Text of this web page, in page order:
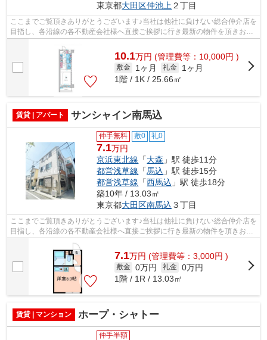
東京都大田区仲池上２丁目
ここまでご覧頂きありがとうございます♪当社は他社に負けない総合仲介店を
目指し、各沿線の各不動産会社様へ直接ご挨拶に行き最新の物件を頂きお客
10.1万円 (管理費等：10,000円 )
敷金 1ヶ月 礼金
1ヶ月
1階 / 1K / 25.66㎡
賃貸 | アパート サンシャイン南馬込
仲手無料 敷0 礼0
7.1万円
京浜東北線 「大森 」駅 徒歩11分
都営浅草線 「馬込 」駅 徒歩15分
都営浅草線 「西馬込 」駅 徒歩18分
築10年 / 13.03㎡
東京都大田区南馬込 ３丁目
ここまでご覧頂きありがとうございます♪当社は他社に負けない総合仲介店を
目指し、各沿線の各不動産会社様へ直接ご挨拶に行き最新の物件を頂きお客
様へ提供しております！最新の情報は...
7.1万円 (管理費等：3,000円 )
敷金 0万円 礼金 0万円
1階 / 1R / 13.03㎡
賃貸 | マンション ホープ・シャトー
仲手半額